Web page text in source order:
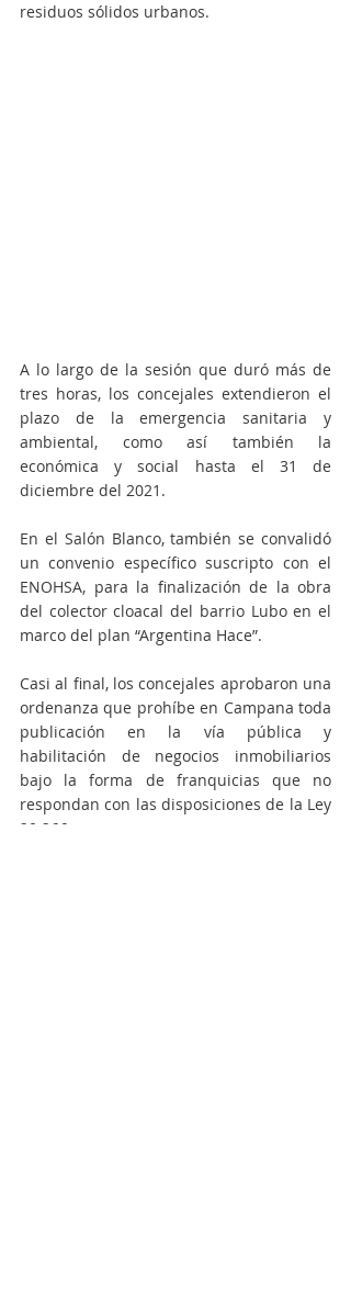
residuos sólidos urbanos.
A lo largo de la sesión que duró más de
tres horas, los concejales extendieron el
plazo de la emergencia sanitaria y
ambiental, como así también la
económica y social hasta el 31 de
diciembre del 2021.
En el Salón Blanco, también se convalidó
un convenio específico suscripto con el
ENOHSA, para la finalización de la obra
del colector cloacal del barrio Lubo en el
marco del plan “Argentina Hace”.
Casi al final, los concejales aprobaron una
ordenanza que prohíbe en Campana toda
publicación en la vía pública y
habilitación de negocios inmobiliarios
bajo la forma de franquicias que no
respondan con las disposiciones de la Ley
20.266.